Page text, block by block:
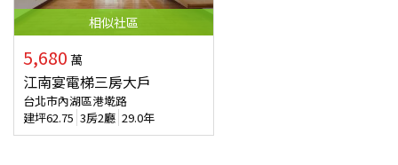
相似社區
5,680 萬
江南宴電梯三房大戶
台北市內湖區港墘路
建坪62.75 3房2廳 29.0年